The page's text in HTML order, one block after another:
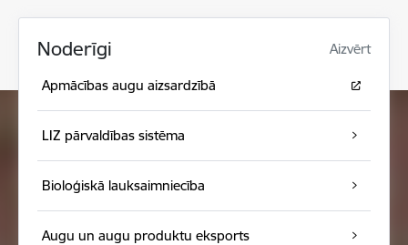
Noderīgi Aizvērt
Apmācības augu aizsardzībā
LIZ pārvaldības sistēma
Bioloģiskā lauksaimniecība
Augu un augu produktu eksports